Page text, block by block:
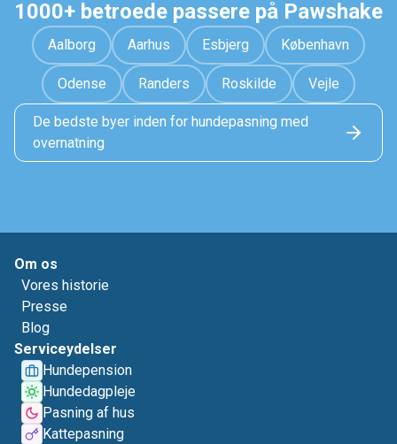
1000+ betroede passere på Pawshake
Aalborg Aarhus Esbjerg København
Odense Randers Roskilde Vejle
De bedste byer inden for hundepasning med
overnatning
Om os
Vores historie
Presse
Blog
Serviceydelser
Hundepension
Hundedagpleje
Pasning af hus
Kattepasning